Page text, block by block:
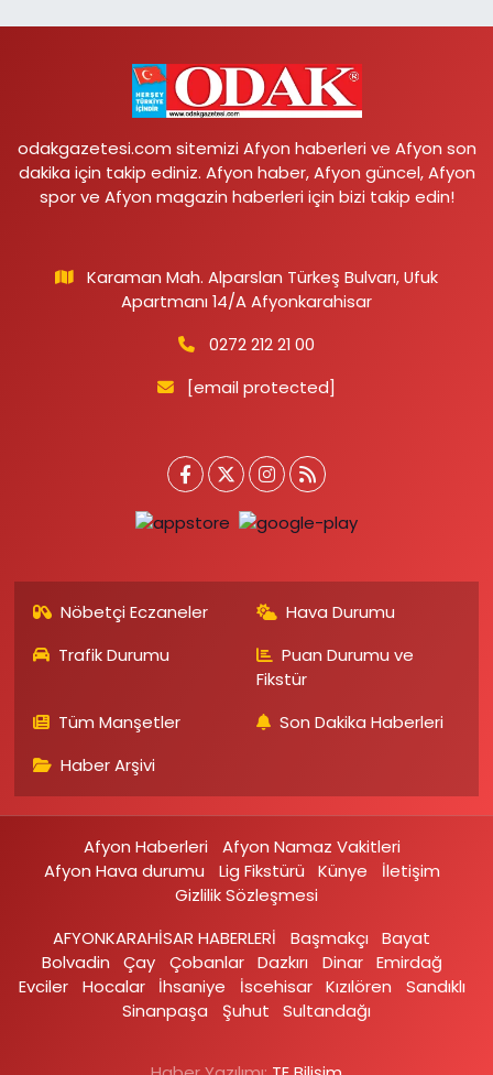
odakgazetesi.com sitemizi Afyon haberleri ve Afyon son
dakika için takip ediniz. Afyon haber, Afyon güncel, Afyon
spor ve Afyon magazin haberleri için bizi takip edin!
Karaman Mah. Alparslan Türkeş Bulvarı, Ufuk
Apartmanı 14/A Afyonkarahisar
0272 212 21 00
[email protected]
Nöbetçi Eczaneler
Hava Durumu
Trafik Durumu
Puan Durumu ve
Fikstür
Tüm Manşetler
Son Dakika Haberleri
Haber Arşivi
Afyon Haberleri
Afyon Namaz Vakitleri
Afyon Hava durumu
Lig Fikstürü Künye
İletişim
Gizlilik Sözleşmesi
AFYONKARAHİSAR HABERLERİ
Başmakçı
Bayat
Bolvadin
Çay Çobanlar Dazkırı Dinar Emirdağ‎
Evciler‎
Hocalar İhsaniye‎ İscehisar Kızılören‎
Sandıklı‎
Sinanpaşa
Şuhut Sultandağı